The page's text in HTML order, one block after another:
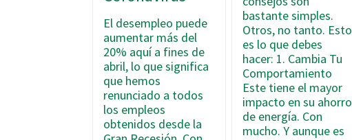
El desempleo puede
aumentar más del
20% aquí a fines de
abril, lo que significa
que hemos
renunciado a todos
los empleos
obtenidos desde la
bastante simples.
Otros, no tanto. Esto
es lo que debes
hacer: 1. Cambia Tu
Comportamiento
Este tiene el mayor
impacto en su ahorro
de energía. Con
mucho. Y aunque es